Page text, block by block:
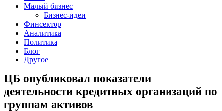
Малый бизнес
Бизнес-идеи
Финсектор
Аналитика
Политика
Блог
Другое
ЦБ опубликовал показатели
деятельности кредитных организаций по
группам активов